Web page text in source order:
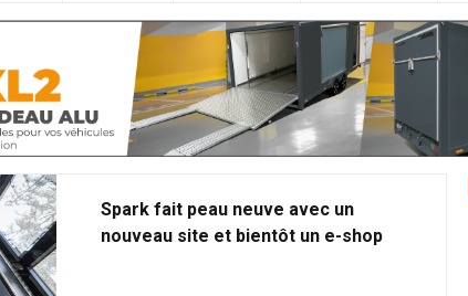
Spark fait peau neuve avec un
nouveau site et bientôt un e-shop